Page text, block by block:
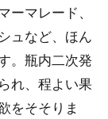
マレード、
ュなど、ほん
。瓶内二次発
れ、程よい果
をそそりま